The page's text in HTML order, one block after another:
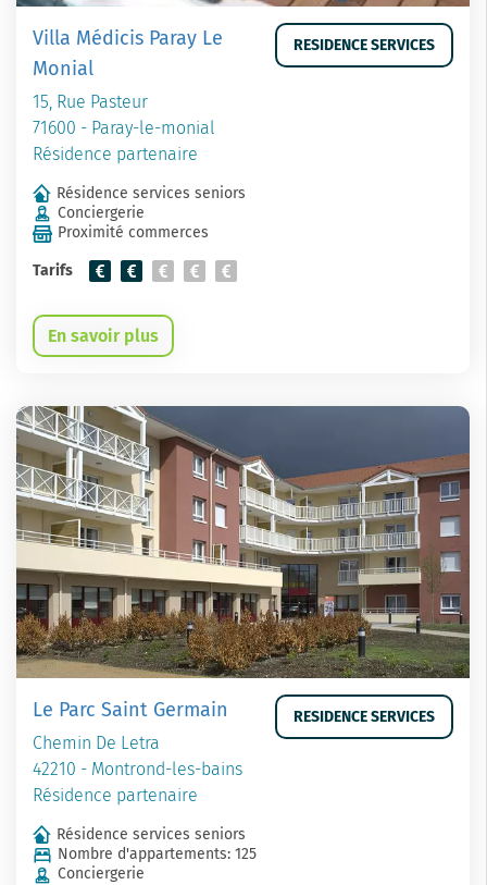
Villa Médicis Paray Le
Monial
15, Rue Pasteur
71600 - Paray-le-monial
Résidence partenaire
RESIDENCE SERVICES
Résidence services seniors
Conciergerie
Proximité commerces
Tarifs
En savoir plus
Le Parc Saint Germain
Chemin De Letra
42210 - Montrond-les-bains
Résidence partenaire
RESIDENCE SERVICES
Résidence services seniors
Nombre d'appartements: 125
Conciergerie